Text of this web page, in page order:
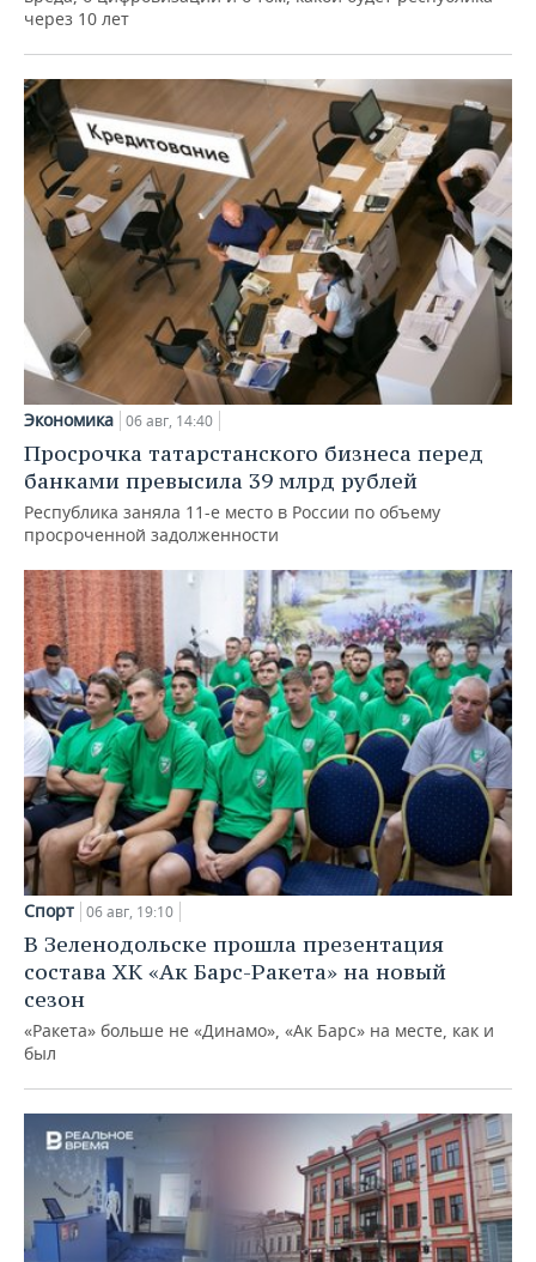
через 10 лет
Экономика 06 авг, 14:40
Просрочка татарстанского бизнеса перед
банками превысила 39 млрд рублей
Республика заняла 11-е место в России по объему
просроченной задолженности
Спорт 06 авг, 19:10
В Зеленодольске прошла презентация
состава ХК «Ак Барс-Ракета» на новый
сезон
«Ракета» больше не «Динамо», «Ак Барс» на месте, как и
был